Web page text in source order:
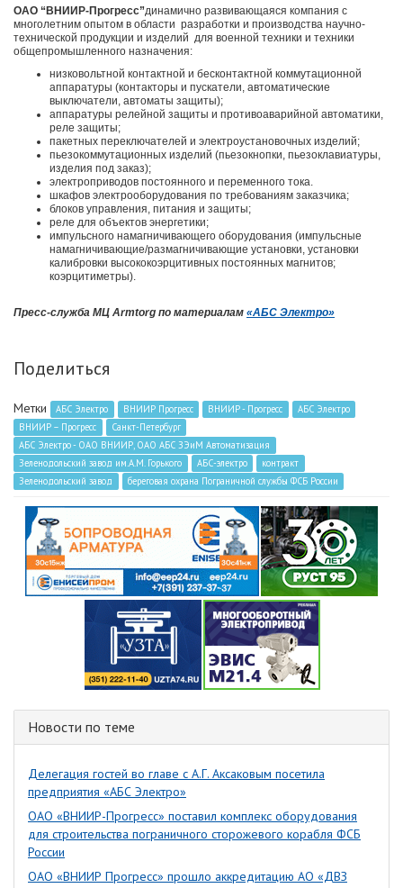
ОАО “ВНИИР-Прогресс”динамично развивающаяся компания с
многолетним опытом в области разработки и производства научно-
технической продукции и изделий для военной техники и техники
общепромышленного назначения:
низковольтной контактной и бесконтактной коммутационной
аппаратуры (контакторы и пускатели, автоматические
выключатели, автоматы защиты);
аппаратуры релейной защиты и противоаварийной автоматики,
реле защиты;
пакетных переключателей и электроустановочных изделий;
пьезокоммутационных изделий (пьезокнопки, пьезоклавиатуры,
изделия под заказ);
электроприводов постоянного и переменного тока.
шкафов электрооборудования по требованиям заказчика;
блоков управления, питания и защиты;
реле для объектов энергетики;
импульсного намагничивающего оборудования (импульсные
намагничивающие/размагничивающие установки, установки
калибровки высококоэрцитивных постоянных магнитов;
коэрцитиметры).
Пресс-служба МЦ Armtorg по материалам «АБС Электро»
Поделиться
Метки АБС Электро ВНИИР Прогресс ВНИИР - Прогресс
АБС Электро
ВНИИР – Прогресс
Санкт-Петербург
АБС Электро - ОАО ВНИИР, ОАО АБС ЗЭиМ Автоматизация
Зеленодольский завод им.А.М. Горького
АБС-электро
контракт
Зеленодольский завод
береговая охрана Пограничной службы ФСБ России
Новости по теме
Делегация гостей во главе с А.Г. Аксаковым посетила
предприятия «АБС Электро»
ОАО «ВНИИР-Прогресс» поставил комплекс оборудования
для строительства пограничного сторожевого корабля ФСБ
России
ОАО «ВНИИР Прогресс» прошло аккредитацию АО «ДВЗ